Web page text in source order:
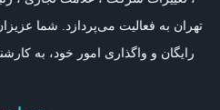
تهران به فعالیت می‌پردازد. شما
رایگان و واگذاری امور خود، به